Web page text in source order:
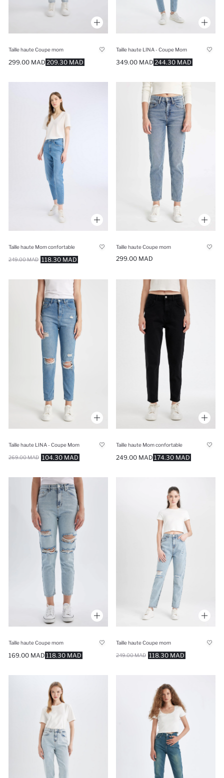
Taille haute Coupe mom
209.30 MAD
299.00 MAD
Taille haute LINA - Coupe Mom
244.30 MAD
349.00 MAD
Taille haute Mom confortable
118.30 MAD
249.00 MAD
Taille haute Coupe mom
299.00 MAD
Taille haute LINA - Coupe Mom
104.30 MAD
269.00 MAD
Taille haute Mom confortable
174.30 MAD
249.00 MAD
Taille haute Coupe mom
118.30 MAD
169.00 MAD
Taille haute Coupe mom
118.30 MAD
249.00 MAD